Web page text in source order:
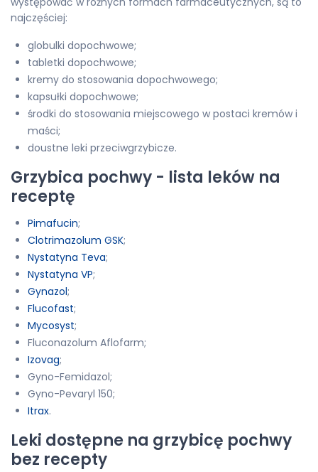
najczęściej:
globulki dopochwowe;
tabletki dopochwowe;
kremy do stosowania dopochwowego;
kapsułki dopochwowe;
środki do stosowania miejscowego w postaci kremów i
maści;
doustne leki przeciwgrzybicze.
Grzybica pochwy - lista leków na
receptę
Pimafucin;
Clotrimazolum GSK;
Nystatyna Teva;
Nystatyna VP;
Gynazol;
Flucofast;
Mycosyst;
Fluconazolum Aflofarm;
Izovag;
Gyno-Femidazol;
Gyno-Pevaryl 150;
Itrax.
Leki dostępne na grzybicę pochwy
bez recepty